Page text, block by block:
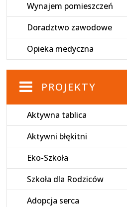
Wynajem pomieszczeń
Doradztwo zawodowe
Opieka medyczna
PROJEKTY
Aktywna tablica
Aktywni błękitni
Eko-Szkoła
Szkoła dla Rodziców
Adopcja serca